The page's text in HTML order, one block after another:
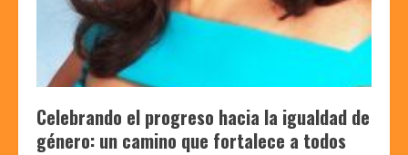
Celebrando el progreso hacia la igualdad de
género: un camino que fortalece a todos